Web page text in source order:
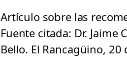
Artículo sobre las
Fuente citada: Dr.
Bello. El Rancagüino,